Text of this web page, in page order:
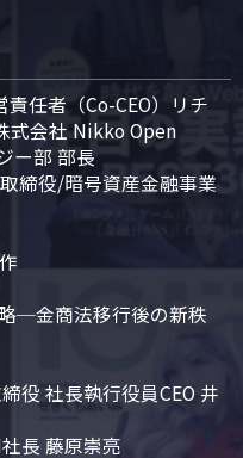
任者（Co-CEO）リチ
式会社 Nikko Open
ー部 部長
締役/暗号資産金融事業
─金商法移行後の新秩
役 社長執行役員CEO 井
長 藤原崇亮